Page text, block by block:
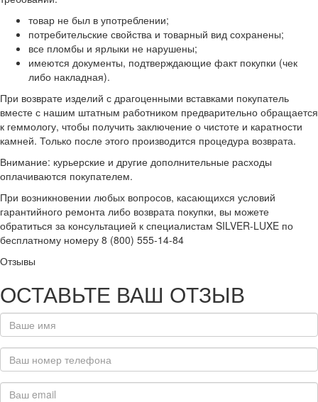
товар не был в употреблении;
потребительские свойства и товарный вид сохранены;
все пломбы и ярлыки не нарушены;
имеются документы, подтверждающие факт покупки (чек
либо накладная).
При возврате изделий с драгоценными вставками покупатель
вместе с нашим штатным работником предварительно обращается
к геммологу, чтобы получить заключение о чистоте и каратности
камней. Только после этого производится процедура возврата.
Внимание: курьерские и другие дополнительные расходы
оплачиваются покупателем.
При возникновении любых вопросов, касающихся условий
гарантийного ремонта либо возврата покупки, вы можете
обратиться за консультацией к специалистам SILVER-LUXE по
бесплатному номеру 8 (800) 555-14-84
Отзывы
ОСТАВЬТЕ ВАШ ОТЗЫВ